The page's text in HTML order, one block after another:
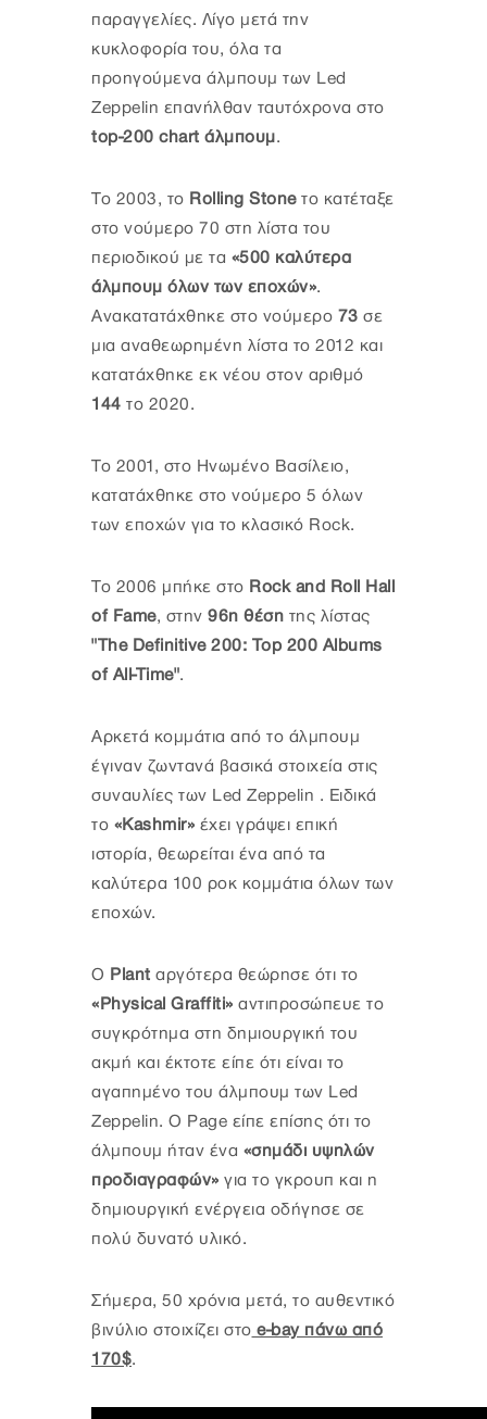
παραγγελίες. Λίγο μετά την
κυκλοφορία του, όλα τα
προηγούμενα άλμπουμ των Led
Zeppelin επανήλθαν ταυτόχρονα στο
top-200 chart άλμπουμ.
Το 2003, το Rolling Stone το κατέταξε
στο νούμερο 70 στη λίστα του
περιοδικού με τα «500 καλύτερα
άλμπουμ όλων των εποχών».
Ανακατατάχθηκε στο νούμερο 73 σε
μια αναθεωρημένη λίστα το 2012 και
κατατάχθηκε εκ νέου στον αριθμό
144 το 2020.
Το 2001, στο Ηνωμένο Βασίλειο,
κατατάχθηκε στο νούμερο 5 όλων
των εποχών για το κλασικό Rock.
To 2006 μπήκε στο Rock and Roll Hall
of Fame, στην 96η θέση της λίστας
"The Definitive 200: Top 200 Albums
of All-Time".
Αρκετά κομμάτια από το άλμπουμ
έγιναν ζωντανά βασικά στοιχεία στις
συναυλίες των Led Zeppelin . Ειδικά
το «Kashmir» έχει γράψει επική
ιστορία, θεωρείται ένα από τα
καλύτερα 100 ροκ κομμάτια όλων των
εποχών.
Ο Plant αργότερα θεώρησε ότι το
«Physical Graffiti» αντιπροσώπευε το
συγκρότημα στη δημιουργική του
ακμή και έκτοτε είπε ότι είναι το
αγαπημένο του άλμπουμ των Led
Zeppelin. Ο Page είπε επίσης ότι το
άλμπουμ ήταν ένα «σημάδι υψηλών
προδιαγραφών» για το γκρουπ και η
δημιουργική ενέργεια οδήγησε σε
πολύ δυνατό υλικό.
Σήμερα, 50 χρόνια μετά, το αυθεντικό
βινύλιο στοιχίζει στο e-bay πάνω από
170$.